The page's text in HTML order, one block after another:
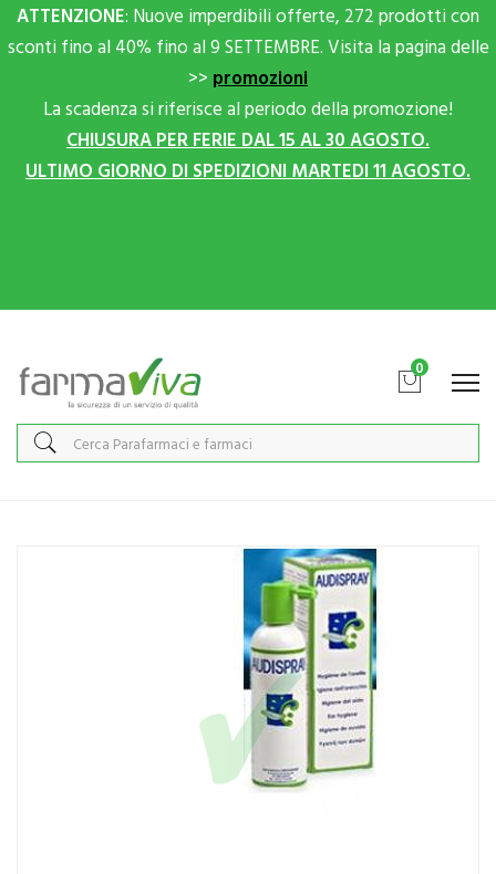
ATTENZIONE: Nuove imperdibili offerte, 272 prodotti con
sconti fino al 40% fino al 9 SETTEMBRE. Visita la pagina delle
>> promozioni
La scadenza si riferisce al periodo della promozione!
CHIUSURA PER FERIE DAL 15 AL 30 AGOSTO.
ULTIMO GIORNO DI SPEDIZIONI MARTEDI 11 AGOSTO.
0